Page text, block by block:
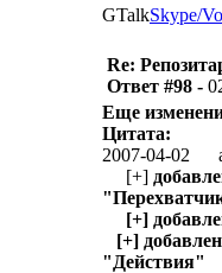
GTalkSkype/
Re:
Ответ #98 -
Еще
Цитата:
2007-04-02
[+]
[+]
[+]
"Действия"